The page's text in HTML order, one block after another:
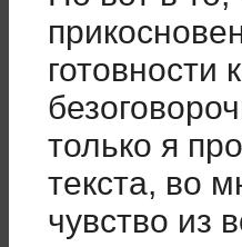
готовности
только я
текста, во
чувство из